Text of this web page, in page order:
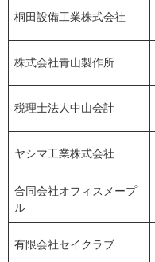
桐田設備工業株式会社
株式会社青山製作所
税理士法人中山会計
ヤシマ工業株式会社
合同会社オフィスメープ
ル
有限会社セイクラブ